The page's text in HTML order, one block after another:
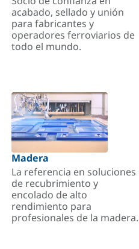
acabado, sellado y unión
para fabricantes y
operadores ferroviarios de
todo el mundo.
Madera
La referencia en soluciones
de recubrimiento y
encolado de alto
rendimiento para
profesionales de la madera.